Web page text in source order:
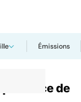
Émissions
de